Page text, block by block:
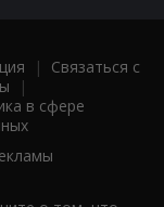
| Связаться с
|
в сфере